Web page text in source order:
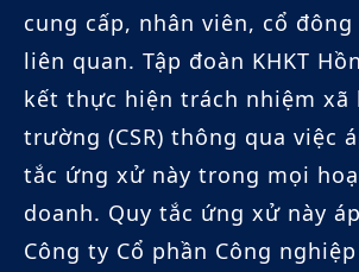
cung cấp, nhân viên, cổ đông
liên quan. Tập đoàn KHKT
kết thực hiện trách nhiệm xã
trường (CSR) thông qua việc
tắc ứng xử này trong mọi
doanh. Quy tắc ứng xử này
Công ty Cổ phần Công